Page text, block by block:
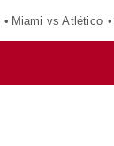
Miami vs Atlético